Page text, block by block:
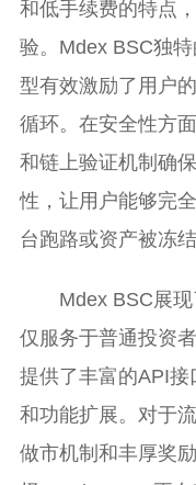
和低手续费的特点
验。Mdex BSC独
型有效激励了用户
循环。在安全性方
和链上验证机制确
性，让用户能够完
台跑路或资产被冻结
Mdex BSC展
仅服务于普通投资
提供了丰富的API接
和功能扩展。对于
做市机制和丰厚奖